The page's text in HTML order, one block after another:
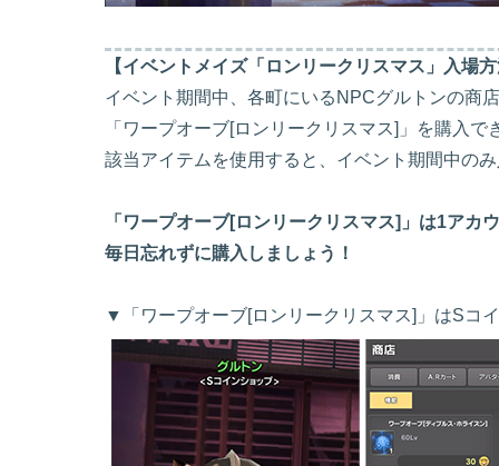
【イベントメイズ「ロンリークリスマス」入場
イベント期間中、各町にいるNPCグルトンの商
「ワープオーブ[ロンリークリスマス]」を購入で
該当アイテムを使用すると、イベント期間中の
「ワープオーブ[ロンリークリスマス]」は1アカ
毎日忘れずに購入しましょう！
▼「ワープオーブ[ロンリークリスマス]」はSコ